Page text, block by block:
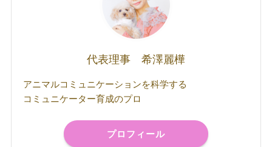
代表理事 希澤麗樺
アニマルコミュニケーションを科学する
コミュニケーター育成のプロ
プロフィール